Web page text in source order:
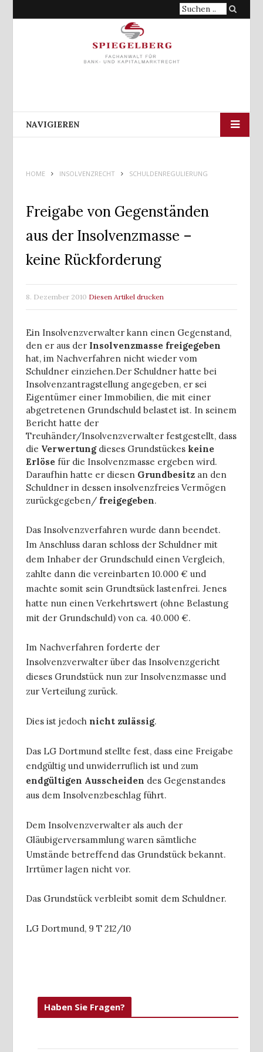
Suche
NAVIGIEREN
HOME INSOLVENZRECHT SCHULDENREGULIERUNG
Freigabe von Gegenständen
aus der Insolvenzmasse –
keine Rückforderung
8. Dezember 2010 Diesen Artikel drucken
Ein Insolvenzverwalter kann einen Gegenstand,
den er aus der Insolvenzmasse freigegeben
hat, im Nachverfahren nicht wieder vom
Schuldner einziehen.Der Schuldner hatte bei
Insolvenzantragstellung angegeben, er sei
Eigentümer einer Immobilien, die mit einer
abgetretenen Grundschuld belastet ist. In seinem
Bericht hatte der
Treuhänder/Insolvenzverwalter festgestellt, dass
die Verwertungdieses Grundstückes keine
Erlöse für die Insolvenzmasse ergeben wird.
Daraufhin hatte er diesen Grundbesitz an den
Schuldner in dessen insolvenzfreies Vermögen
zurückgegeben/ freigegeben.
Das Insolvenzverfahren wurde dann beendet.
Im Anschluss daran schloss der Schuldner mit
dem Inhaber der Grundschuld einen Vergleich,
zahlte dann die vereinbarten 10.000 € und
machte somit sein Grundtsück lastenfrei. Jenes
hatte nun einen Verkehrtswert (ohne Belastung
mit der Grundschuld) von ca. 40.000 €.
Im Nachverfahren forderte der
Insolvenzverwalter über das Insolvenzgericht
dieses Grundstück nun zur Insolvenzmasse und
zur Verteilung zurück.
Dies ist jedoch nicht zulässig.
Das LG Dortmund stellte fest, dass eine Freigabe
endgültig und unwiderruflich ist und zum
endgültigen Ausscheiden des Gegenstandes
aus dem Insolvenzbeschlag führt.
Dem Insolvenzverwalter als auch der
Gläubigerversammlung waren sämtliche
Umstände betreffend das Grundstück bekannt.
Irrtümer lagen nicht vor.
Das Grundstück verbleibt somit dem Schuldner.
LG Dortmund, 9 T 212/10
Haben Sie Fragen?